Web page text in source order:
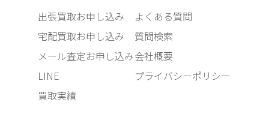
出張買取お申し込み
宅配買取お申し込み
メール査定お申し込み
LINE
買取実績
よくある質問
質問検索
会社概要
プライバシーポリシー